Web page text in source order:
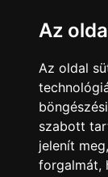
Az
Az oldal
szabott
jelenít
forgalmát,